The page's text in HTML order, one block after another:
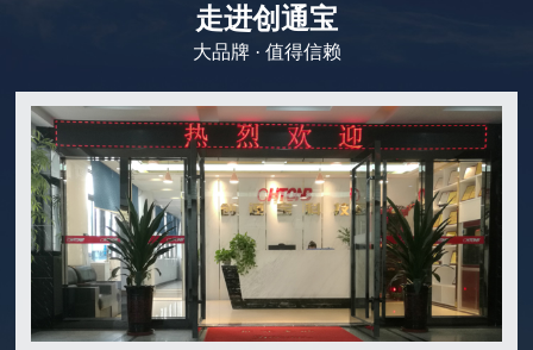
走进创通宝
大品牌 · 值得信赖